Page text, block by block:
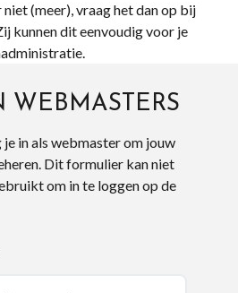
(meer), vraag het dan op bij
kunnen dit eenvoudig voor je
WEBMASTERS
in als webmaster om jouw
Dit formulier kan niet
om in te loggen op de